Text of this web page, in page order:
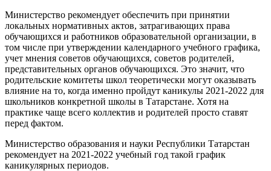
Министерство рекомендует обеспечить при принятии
локальных нормативных актов, затрагивающих права
обучающихся и работников образовательной организации, в
том числе при утверждении календарного учебного графика,
учет мнения советов обучающихся, советов родителей,
представительных органов обучающихся. Это значит, что
родительские комитеты школ теоретически могут оказывать
влияние на то, когда именно пройдут каникулы 2021-2022 для
школьников конкретной школы в Татарстане. Хотя на
практике чаще всего коллектив и родителей просто ставят
перед фактом.
Министерство образования и науки Республики Татарстан
рекомендует на 2021-2022 учебный год такой график
каникулярных периодов.